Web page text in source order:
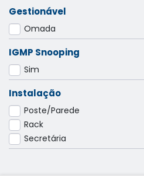
Gestionável
Omada
IGMP Snooping
Sim
Instalação
Poste/Parede
Rack
Secretária